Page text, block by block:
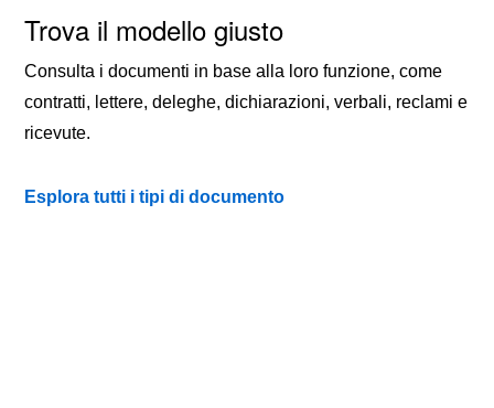
Trova il modello giusto
Consulta i documenti in base alla loro funzione, come
contratti, lettere, deleghe, dichiarazioni, verbali, reclami e
ricevute.
Esplora tutti i tipi di documento